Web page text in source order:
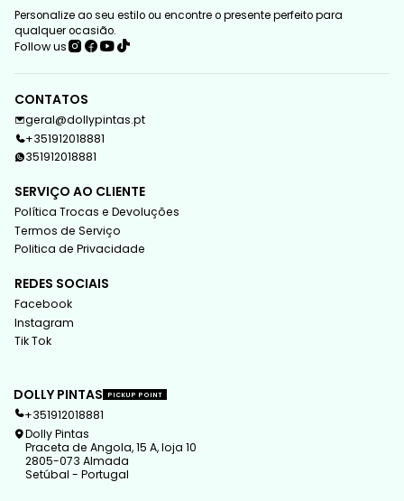
Personalize ao seu estilo ou encontre o presente perfeito para
qualquer ocasião.
Follow us
CONTATOS
geral@dollypintas.pt
+351912018881
351912018881
SERVIÇO AO CLIENTE
Política Trocas e Devoluções
Termos de Serviço
Politica de Privacidade
REDES SOCIAIS
Facebook
Instagram
Tik Tok
DOLLY PINTAS PICKUP POINT
+351912018881
Dolly Pintas
Praceta de Angola, 15 A, loja 10
2805-073 Almada
Setúbal - Portugal